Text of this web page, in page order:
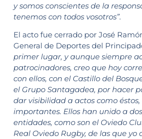
y somos conscientes de la
tenemos con todos vosotros”.
El acto fue cerrado por José
General de Deportes del
primer lugar, y aunque siempre
patrocinadores, creo que hoy
con ellos, con el Castillo del
el Grupo Santagadea, por hacer
dar visibilidad a actos como
importantes. Ellos han unido a
entidades, como son el Oviedo
Real Oviedo Rugby, de las que yo